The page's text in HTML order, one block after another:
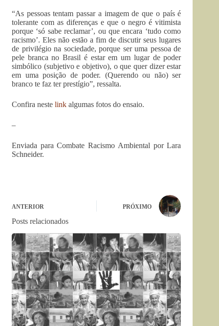
“As pessoas tentam passar a imagem de que o país é
tolerante com as diferenças e que o negro é vitimista
porque ‘só sabe reclamar’, ou que encara ‘tudo como
racismo’. Eles não estão a fim de discutir seus lugares
de privilégio na sociedade, porque ser uma pessoa de
pele branca no Brasil é estar em um lugar de poder
simbólico (subjetivo e objetivo), o que quer dizer estar
em uma posição de poder. (Querendo ou não) ser
branco te faz ter prestígio”, ressalta.
Confira neste link algumas fotos do ensaio.
–
Enviada para Combate Racismo Ambiental por Lara
Schneider.
ANTERIOR PRÓXIMO
Posts relacionados